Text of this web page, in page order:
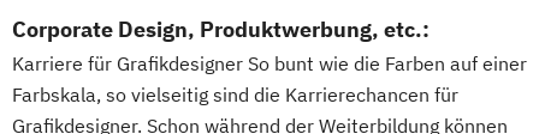
Corporate Design, Produktwerbung, etc.:
Karriere für Grafikdesigner So bunt wie die Farben auf einer
Farbskala, so vielseitig sind die Karrierechancen für
Grafikdesigner. Schon während der Weiterbildung können